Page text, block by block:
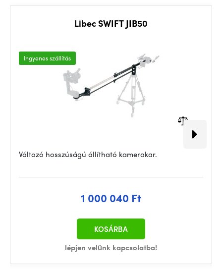
Libec SWIFT JIB50
Ingyenes szállítás
Változó hosszúságú állítható kamerakar.
1 000 040 Ft
lépjen velünk kapcsolatba!
KOSÁRBA